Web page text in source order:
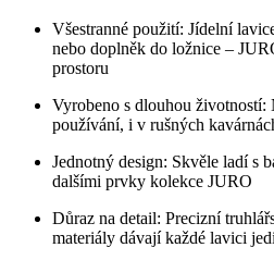
Všestranné použití: Jídelní
nebo doplněk do ložnice –
prostoru
Vyrobeno s dlouhou životností:
používání, i v rušných
Jednotný design: Skvěle ladí s
dalšími prvky kolekce JURO
Důraz na detail: Precizní
materiály dávají každé lavici